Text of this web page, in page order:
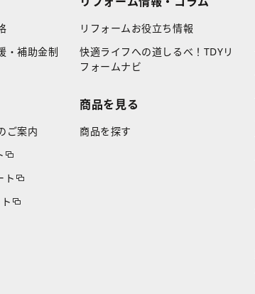
・補助金制
ご案内
ト
リフォームお役立ち情報
快適ライフへの道しるべ！TDYリ
フォームナビ
商品を見る
商品を探す